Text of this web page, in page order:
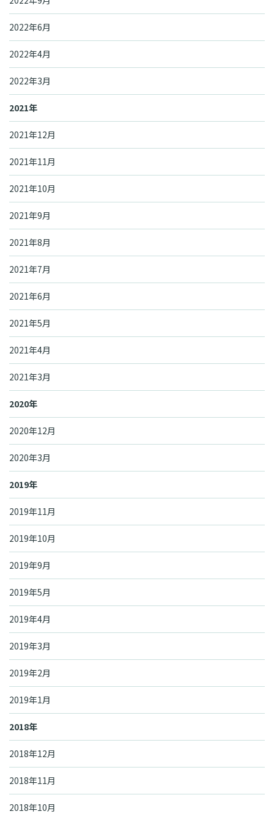
2022年6月
2022年4月
2022年3月
2021年
2021年12月
2021年11月
2021年10月
2021年9月
2021年8月
2021年7月
2021年6月
2021年5月
2021年4月
2021年3月
2020年
2020年12月
2020年3月
2019年
2019年11月
2019年10月
2019年9月
2019年5月
2019年4月
2019年3月
2019年2月
2019年1月
2018年
2018年12月
2018年11月
2018年10月